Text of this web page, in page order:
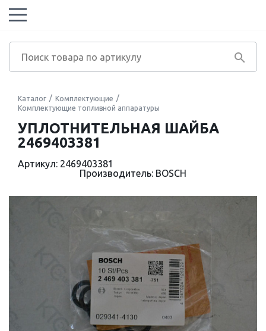
Каталог
Комплектующие
Комплектующие топливной аппаратуры
УПЛОТНИТЕЛЬНАЯ ШАЙБА
2469403381
Артикул: 2469403381
Производитель: BOSCH